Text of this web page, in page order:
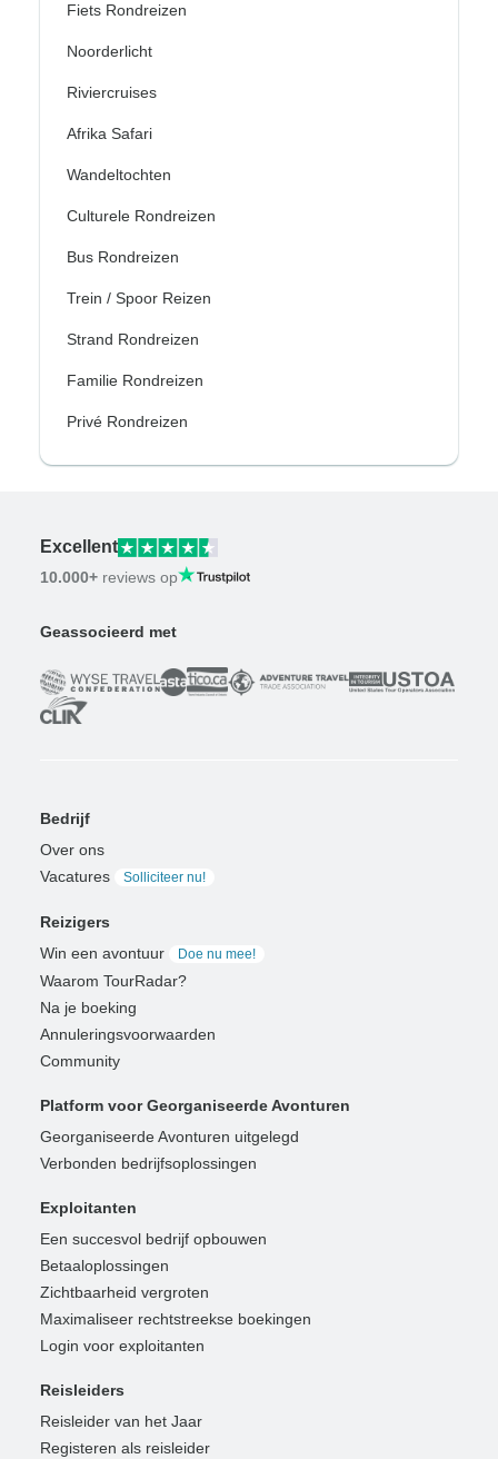
Fiets Rondreizen
Noorderlicht
Riviercruises
Afrika Safari
Wandeltochten
Culturele Rondreizen
Bus Rondreizen
Trein / Spoor Reizen
Strand Rondreizen
Familie Rondreizen
Privé Rondreizen
Excellent
10.000+ reviews op
Geassocieerd met
Bedrijf
Over ons
Vacatures
Solliciteer nu!
Reizigers
Win een avontuur
Doe nu mee!
Waarom TourRadar?
Na je boeking
Annuleringsvoorwaarden
Community
Platform voor Georganiseerde Avonturen
Georganiseerde Avonturen uitgelegd
Verbonden bedrijfsoplossingen
Exploitanten
Een succesvol bedrijf opbouwen
Betaaloplossingen
Zichtbaarheid vergroten
Maximaliseer rechtstreekse boekingen
Login voor exploitanten
Reisleiders
Reisleider van het Jaar
Registeren als reisleider